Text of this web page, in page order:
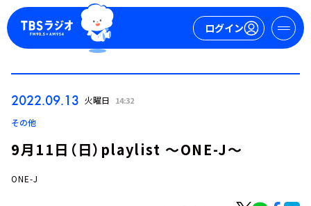
ログイン
2022.09.13 火曜日 14:32
その他
9月11日（日）playlist ～ONE-J～
ONE-J